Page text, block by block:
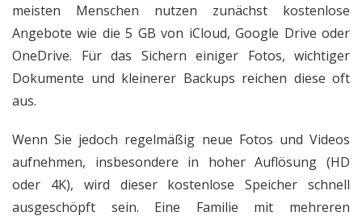
meisten Menschen nutzen zunächst kostenlose
Angebote wie die 5 GB von iCloud, Google Drive oder
OneDrive. Für das Sichern einiger Fotos, wichtiger
Dokumente und kleinerer Backups reichen diese oft
aus.
Wenn Sie jedoch regelmäßig neue Fotos und Videos
aufnehmen, insbesondere in hoher Auflösung (HD
oder 4K), wird dieser kostenlose Speicher schnell
ausgeschöpft sein. Eine Familie mit mehreren